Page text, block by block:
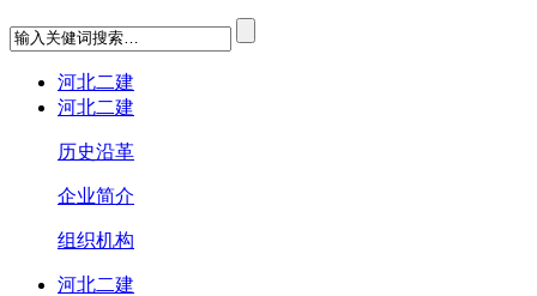
河北二建
河北二建
历史沿革
企业简介
组织机构
河北二建